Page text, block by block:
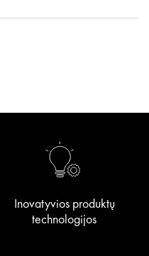
Inovatyvios produktų
technologijos